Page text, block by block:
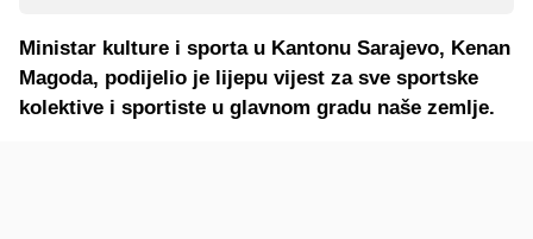
Ministar kulture i sporta u Kantonu Sarajevo, Kenan
Magoda, podijelio je lijepu vijest za sve sportske
kolektive i sportiste u glavnom gradu naše zemlje.